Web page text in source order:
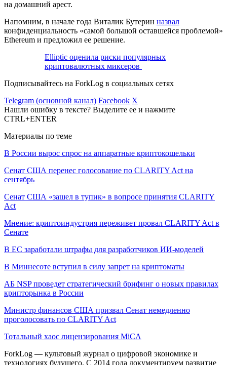
на домашний арест.
Напомним, в начале года Виталик Бутерин назвал
конфиденциальность «самой большой оставшейся проблемой»
Ethereum и предложил ее решение.
Elliptic оценила риски популярных
криптовалютных миксеров
Подписывайтесь на ForkLog в социальных сетях
Telegram (основной канал) Facebook X
Нашли ошибку в тексте? Выделите ее и нажмите
CTRL+ENTER
Материалы по теме
В России вырос спрос на аппаратные криптокошельки
Сенат США перенес голосование по CLARITY Act на
сентябрь
Сенат США «зашел в тупик» в вопросе принятия CLARITY
Act
Мнение: криптоиндустрия переживет провал CLARITY Act в
Сенате
В ЕС заработали штрафы для разработчиков ИИ-моделей
В Миннесоте вступил в силу запрет на криптоматы
АБ NSP проведет стратегический брифинг о новых правилах
крипторынка в России
Министр финансов США призвал Сенат немедленно
проголосовать по CLARITY Act
Тотальный хаос лицензирования MiCA
ForkLog — культовый журнал о цифровой экономике и
технологиях будущего. С 2014 года документируем развитие